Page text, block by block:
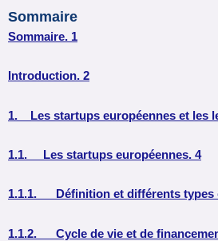
Sommaire
Sommaire. 1
Introduction. 2
1. Les startups européennes et les
1.1. Les startups européennes. 4
1.1.1. Définition et différents types
1.1.2. Cycle de vie et de